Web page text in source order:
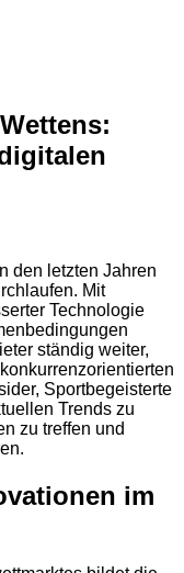
den letzten Jahren
Mit
Technologie
ständig weiter,
Sportbegeisterte
Trends zu
zu treffen und
im